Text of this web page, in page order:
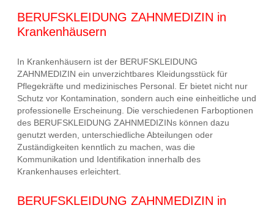
BERUFSKLEIDUNG ZAHNMEDIZIN in
Krankenhäusern
In Krankenhäusern ist der BERUFSKLEIDUNG
ZAHNMEDIZIN ein unverzichtbares Kleidungsstück für
Pflegekräfte und medizinisches Personal. Er bietet nicht nur
Schutz vor Kontamination, sondern auch eine einheitliche und
professionelle Erscheinung. Die verschiedenen Farboptionen
des BERUFSKLEIDUNG ZAHNMEDIZINs können dazu
genutzt werden, unterschiedliche Abteilungen oder
Zuständigkeiten kenntlich zu machen, was die
Kommunikation und Identifikation innerhalb des
Krankenhauses erleichtert.
BERUFSKLEIDUNG ZAHNMEDIZIN in